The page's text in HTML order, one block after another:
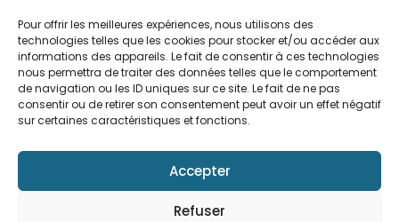
Pour offrir les meilleures expériences, nous utilisons des
technologies telles que les cookies pour stocker et/ou accéder aux
informations des appareils. Le fait de consentir à ces technologies
nous permettra de traiter des données telles que le comportement
de navigation ou les ID uniques sur ce site. Le fait de ne pas
consentir ou de retirer son consentement peut avoir un effet négatif
sur certaines caractéristiques et fonctions.
Accepter
Refuser
cadre de la réponse de l’Union européenne à la pandémie
COVID-19. L’Europe s’engage à La Réunion.